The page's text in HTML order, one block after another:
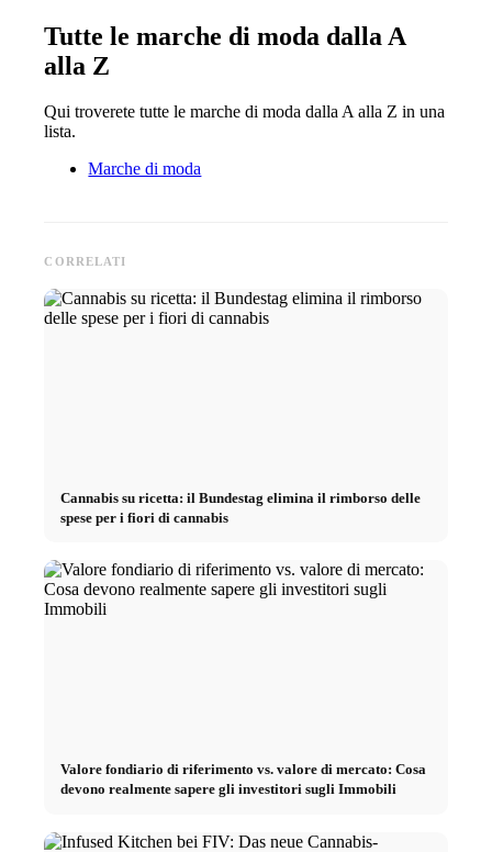
Tutte le marche di moda dalla A
alla Z
Qui troverete tutte le marche di moda dalla A alla Z in una
lista.
Marche di moda
CORRELATI
Cannabis su ricetta: il Bundestag elimina il rimborso delle
spese per i fiori di cannabis
Valore fondiario di riferimento vs. valore di mercato: Cosa
devono realmente sapere gli investitori sugli Immobili